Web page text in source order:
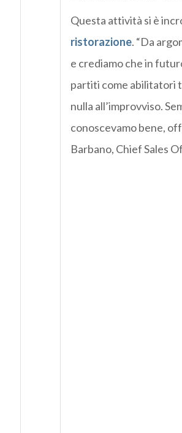
Questa attività si è
ristorazione. “Da
e crediamo che in
partiti come abilitatori
nulla all’improvviso.
conoscevamo bene,
Barbano, ‎Chief Sales